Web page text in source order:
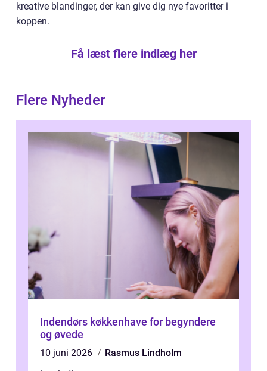
kreative blandinger, der kan give dig nye favoritter i
koppen.
Få læst flere indlæg her
Flere Nyheder
Indendørs køkkenhave for begyndere
og øvede
10 juni 2026
Rasmus Lindholm